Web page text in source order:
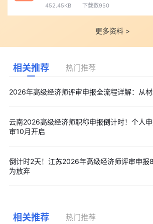
452.45KB 下载数950
更多资料 >
相关推荐 热门推荐
2026年高级经济师评审申报全流程详解：从
云南2026高级经济师职称申报倒计时！个人
审10月开启
倒计时2天！江苏2026年高级经济师评审申报
为放弃
相关推荐 热门推荐